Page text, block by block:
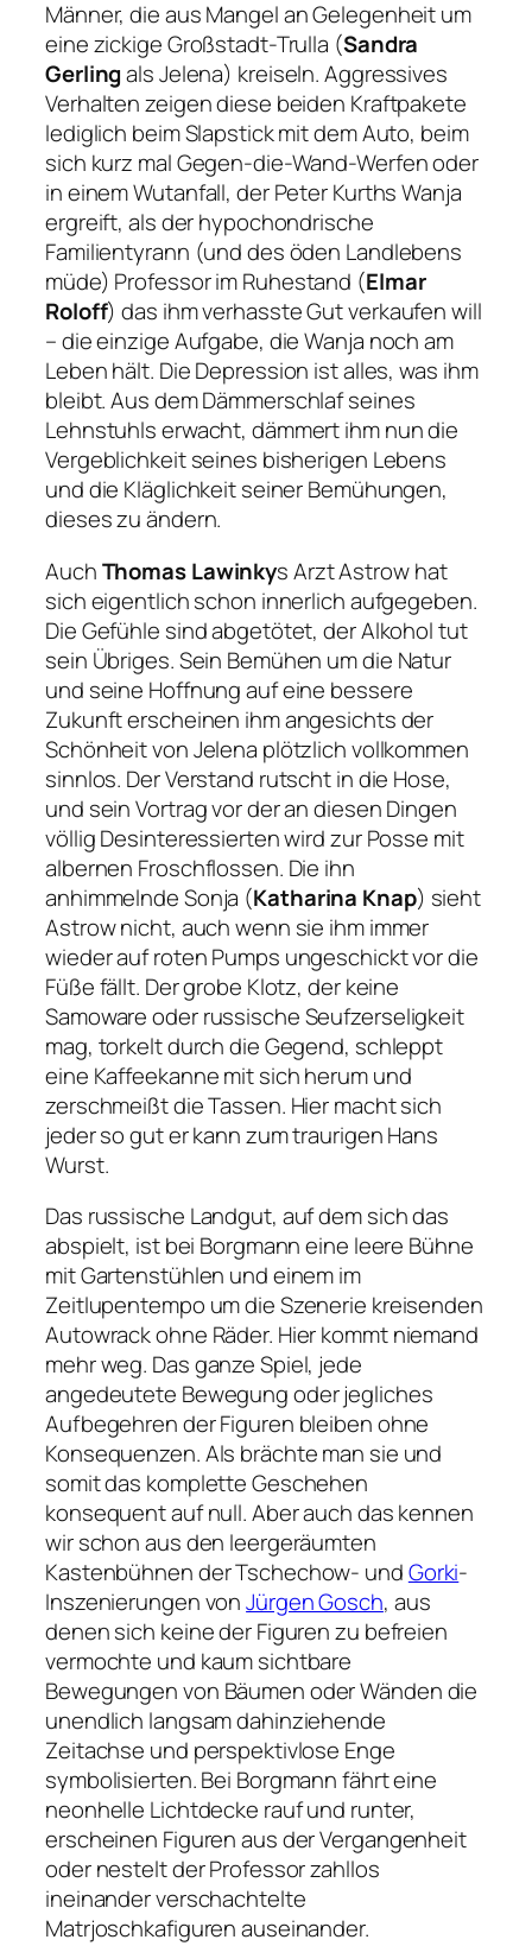
Männer, die aus Mangel an Gelegenheit um
eine zickige Großstadt-Trulla (Sandra
Gerlingals Jelena) kreiseln. Aggressives
Verhalten zeigen diese beiden Kraftpakete
lediglich beim Slapstick mit dem Auto, beim
sich kurz mal Gegen-die-Wand-Werfen oder
in einem Wutanfall, der Peter Kurths Wanja
ergreift, als der hypochondrische
Familientyrann (und des öden Landlebens
müde) Professor im Ruhestand (Elmar
Roloff) das ihm verhasste Gut verkaufen will
– die einzige Aufgabe, die Wanja noch am
Leben hält. Die Depression ist alles, was ihm
bleibt. Aus dem Dämmerschlaf seines
Lehnstuhls erwacht, dämmert ihm nun die
Vergeblichkeit seines bisherigen Lebens
und die Kläglichkeit seiner Bemühungen,
dieses zu ändern.
AuchThomas Lawinkys Arzt Astrow hat
sich eigentlich schon innerlich aufgegeben.
Die Gefühle sind abgetötet, der Alkohol tut
sein Übriges. Sein Bemühen um die Natur
und seine Hoffnung auf eine bessere
Zukunft erscheinen ihm angesichts der
Schönheit von Jelena plötzlich vollkommen
sinnlos. Der Verstand rutscht in die Hose,
und sein Vortrag vor der an diesen Dingen
völlig Desinteressierten wird zur Posse mit
albernen Froschflossen. Die ihn
anhimmelnde Sonja (Katharina Knap) sieht
Astrow nicht, auch wenn sie ihm immer
wieder auf roten Pumps ungeschickt vor die
Füße fällt. Der grobe Klotz, der keine
Samoware oder russische Seufzerseligkeit
mag, torkelt durch die Gegend, schleppt
eine Kaffeekanne mit sich herum und
zerschmeißt die Tassen. Hier macht sich
jeder so gut er kann zum traurigen Hans
Wurst.
Das russische Landgut, auf dem sich das
abspielt, ist bei Borgmann eine leere Bühne
mit Gartenstühlen und einem im
Zeitlupentempo um die Szenerie kreisenden
Autowrack ohne Räder. Hier kommt niemand
mehr weg. Das ganze Spiel, jede
angedeutete Bewegung oder jegliches
Aufbegehren der Figuren bleiben ohne
Konsequenzen. Als brächte man sie und
somit das komplette Geschehen
konsequent auf null. Aber auch das kennen
wir schon aus den leergeräumten
Kastenbühnen der Tschechow- undGorki-
Inszenierungen vonJürgen Gosch, aus
denen sich keine der Figuren zu befreien
vermochte und kaum sichtbare
Bewegungen von Bäumen oder Wänden die
unendlich langsam dahinziehende
Zeitachse und perspektivlose Enge
symbolisierten. Bei Borgmann fährt eine
neonhelle Lichtdecke rauf und runter,
erscheinen Figuren aus der Vergangenheit
oder nestelt der Professor zahllos
ineinander verschachtelte
Matrjoschkafiguren auseinander.